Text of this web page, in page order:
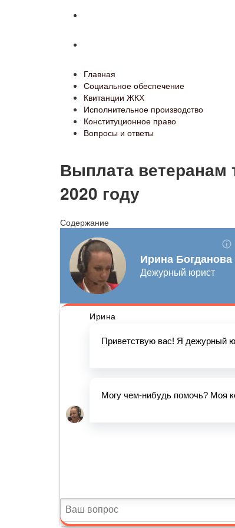
Главная
Социальное обеспечение
Квитанции ЖКХ
Исполнительное производство
Конституционное право
Вопросы и ответы
Выплата ветеранам
2020 году
Содержание